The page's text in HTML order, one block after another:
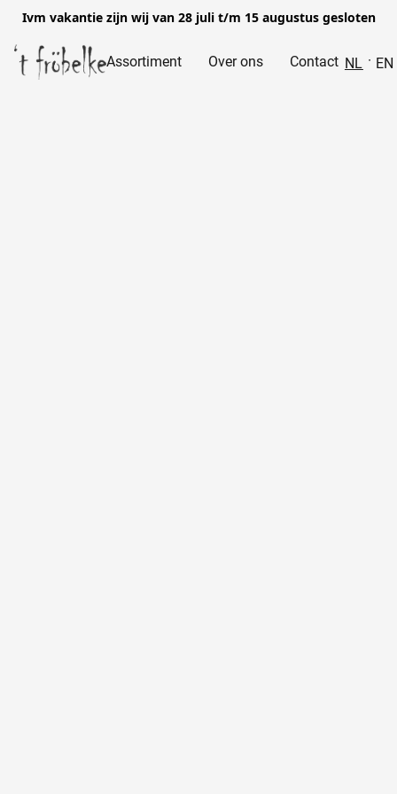
Ivm vakantie zijn wij van 28 juli t/m 15 augustus gesloten
Assortiment Over ons Contact NL EN